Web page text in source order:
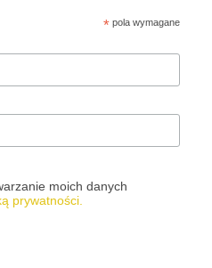
* pola wymagane
moich danych
prywatności.